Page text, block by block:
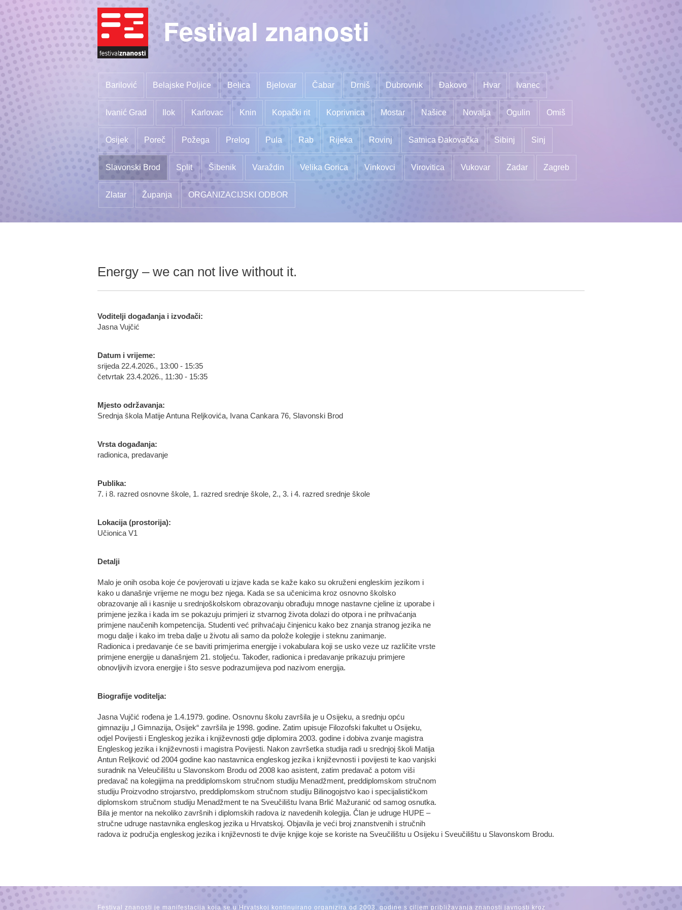
Festival znanosti
Barilović Belajske Poljice Belica Bjelovar Čabar Drniš Dubrovnik Đakovo Hvar Ivanec
Ivanić Grad Ilok Karlovac Knin Kopački rit Koprivnica Mostar Našice Novalja Ogulin Omiš
Osijek Poreč Požega Prelog Pula Rab Rijeka Rovinj Satnica Đakovačka Sibinj Sinj
Slavonski Brod Split Šibenik Varaždin Velika Gorica Vinkovci Virovitica Vukovar Zadar Zagreb
Zlatar Županja ORGANIZACIJSKI ODBOR
Energy – we can not live without it.
Voditelji događanja i izvođači:
Jasna Vujčić
Datum i vrijeme:
srijeda 22.4.2026., 13:00 - 15:35
četvrtak 23.4.2026., 11:30 - 15:35
Mjesto održavanja:
Srednja škola Matije Antuna Reljkovića, Ivana Cankara 76, Slavonski Brod
Vrsta događanja:
radionica, predavanje
Publika:
7. i 8. razred osnovne škole, 1. razred srednje škole, 2., 3. i 4. razred srednje škole
Lokacija (prostorija):
Učionica V1
Detalji
Malo je onih osoba koje će povjerovati u izjave kada se kaže kako su okruženi engleskim jezikom i
kako u današnje vrijeme ne mogu bez njega. Kada se sa učenicima kroz osnovno školsko
obrazovanje ali i kasnije u srednjoškolskom obrazovanju obrađuju mnoge nastavne cjeline iz uporabe i
primjene jezika i kada im se pokazuju primjeri iz stvarnog života dolazi do otpora i ne prihvaćanja
primjene naučenih kompetencija. Studenti već prihvaćaju činjenicu kako bez znanja stranog jezika ne
mogu dalje i kako im treba dalje u životu ali samo da polože kolegije i steknu zanimanje.
Radionica i predavanje će se baviti primjerima energije i vokabulara koji se usko veze uz različite vrste
primjene energije u današnjem 21. stoljeću. Također, radionica i predavanje prikazuju primjere
obnovljivih izvora energije i što sesve podrazumijeva pod nazivom energija.
Biografije voditelja:
Jasna Vujčić rođena je 1.4.1979. godine. Osnovnu školu završila je u Osijeku, a srednju opću
gimnaziju „I Gimnazija, Osijek“ završila je 1998. godine. Zatim upisuje Filozofski fakultet u Osijeku,
odjel Povijesti i Engleskog jezika i književnosti gdje diplomira 2003. godine i dobiva zvanje magistra
Engleskog jezika i književnosti i magistra Povijesti. Nakon završetka studija radi u srednjoj školi Matija
Antun Reljković od 2004 godine kao nastavnica engleskog jezika i književnosti i povijesti te kao vanjski
suradnik na Veleučilištu u Slavonskom Brodu od 2008 kao asistent, zatim predavač a potom viši
predavač na kolegijima na preddiplomskom stručnom studiju Menadžment, preddiplomskom stručnom
studiju Proizvodno strojarstvo, preddiplomskom stručnom studiju Bilinogojstvo kao i specijalističkom
diplomskom stručnom studiju Menadžment te na Sveučilištu Ivana Brlić Mažuranić od samog osnutka.
Bila je mentor na nekoliko završnih i diplomskih radova iz navedenih kolegija. Član je udruge HUPE –
stručne udruge nastavnika engleskog jezika u Hrvatskoj. Objavila je veći broj znanstvenih i stručnih
radova iz područja engleskog jezika i književnosti te dvije knjige koje se koriste na Sveučilištu u Osijeku i Sveučilištu u Slavonskom Brodu.
Festival znanosti je manifestacija koja se u Hrvatskoj kontinuirano organizira od 2003. godine s ciljem približavanja znanosti javnosti kroz